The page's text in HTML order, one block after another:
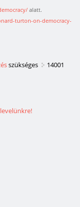
alatt.
turton-on-democracy-
szükséges
14001